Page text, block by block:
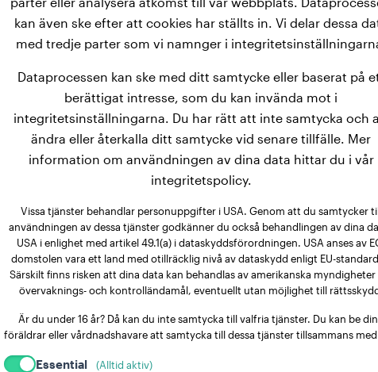
når en imponerande vikt på 15,9 kg redan vid 3
hundraser. Vid en ålder av ett halvt år når vikten snabbt
rasen Dogue De Bordeaux ytter ligare 16 månader och når
kan även ske efter att cookies har ställts in. Vi delar dessa
med tredje parter som vi namnger i
Dataprocessen kan ske med ditt samtycke eller baserat på
berättigat intresse, som du kan invända mot i
integritetsinställningarna. Du har rätt att inte samtycka och
ändra eller återkalla ditt samtycke vid senare tillfälle. Mer
information om användningen av dina data hittar du i vår
integritetspolicy.
Vissa tjänster behandlar personuppgifter i USA. Genom att du samtycker
användningen av dessa tjänster godkänner du också behandlingen av dina
USA i enlighet med artikel 49.1(a) i dataskyddsförordningen. USA anses av
domstolen vara ett land med otillräcklig nivå av dataskydd enligt EU-
Särskilt finns risken att dina data kan behandlas av amerikanska
övervaknings- och kontrolländamål, eventuellt utan möjlighet till
Är du under 16 år? Då kan du inte samtycka till valfria tjänster. Du kan be
föräldrar eller vårdnadshavare att samtycka till dessa tjänster tillsammans
Essential (Alltid aktiv)